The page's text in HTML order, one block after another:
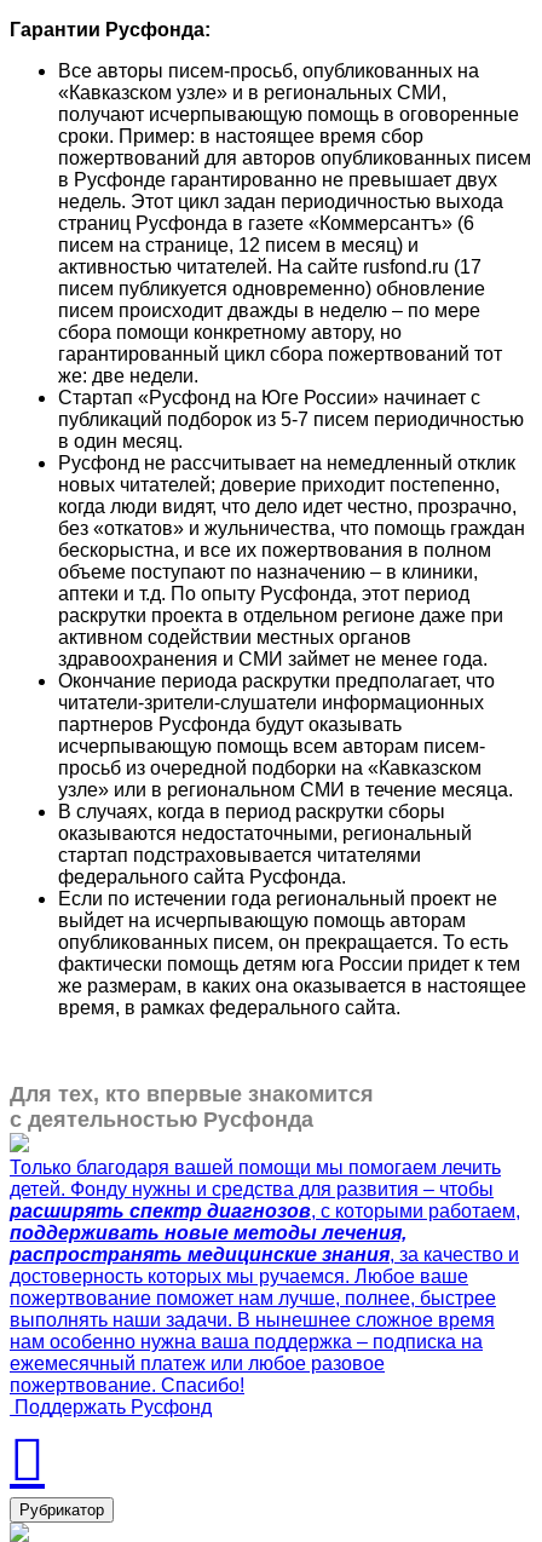
Гарантии Русфонда:
Все авторы писем-просьб, опубликованных на
«Кавказском узле» и в региональных СМИ,
получают исчерпывающую помощь в оговоренные
сроки. Пример: в настоящее время сбор
пожертвований для авторов опубликованных писем
в Русфонде гарантированно не превышает двух
недель. Этот цикл задан периодичностью выхода
страниц Русфонда в газете «Коммерсантъ» (6
писем на странице, 12 писем в месяц) и
активностью читателей. На сайте rusfond.ru (17
писем публикуется одновременно) обновление
писем происходит дважды в неделю – по мере
сбора помощи конкретному автору, но
гарантированный цикл сбора пожертвований тот
же: две недели.
Стартап «Русфонд на Юге России» начинает с
публикаций подборок из 5-7 писем периодичностью
в один месяц.
Русфонд не рассчитывает на немедленный отклик
новых читателей; доверие приходит постепенно,
когда люди видят, что дело идет честно, прозрачно,
без «откатов» и жульничества, что помощь граждан
бескорыстна, и все их пожертвования в полном
объеме поступают по назначению – в клиники,
аптеки и т.д. По опыту Русфонда, этот период
раскрутки проекта в отдельном регионе даже при
активном содействии местных органов
здравоохранения и СМИ займет не менее года.
Окончание периода раскрутки предполагает, что
читатели-зрители-слушатели информационных
партнеров Русфонда будут оказывать
исчерпывающую помощь всем авторам писем-
просьб из очередной подборки на «Кавказском
узле» или в региональном СМИ в течение месяца.
В случаях, когда в период раскрутки сборы
оказываются недостаточными, региональный
стартап подстраховывается читателями
федерального сайта Русфонда.
Если по истечении года региональный проект не
выйдет на исчерпывающую помощь авторам
опубликованных писем, он прекращается. То есть
фактически помощь детям юга России придет к тем
же размерам, в каких она оказывается в настоящее
время, в рамках федерального сайта.
Для тех, кто впервые знакомится
с деятельностью Русфонда
Только благодаря вашей помощи мы помогаем лечить
детей. Фонду нужны и средства для развития – чтобы
расширять спектр диагнозов, с которыми работаем,
поддерживать новые методы лечения,
распространять медицинские знания, за качество и
достоверность которых мы ручаемся. Любое ваше
пожертвование поможет нам лучше, полнее, быстрее
выполнять наши задачи. В нынешнее сложное время
нам особенно нужна ваша поддержка – подписка на
ежемесячный платеж или любое разовое
пожертвование. Спасибо!
Поддержать Русфонд
Рубрикатор